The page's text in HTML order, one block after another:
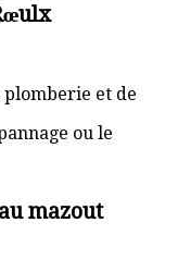
et de
ou le
mazout